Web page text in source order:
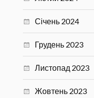
Січень 2024
Грудень 2023
Листопад 2023
Жовтень 2023